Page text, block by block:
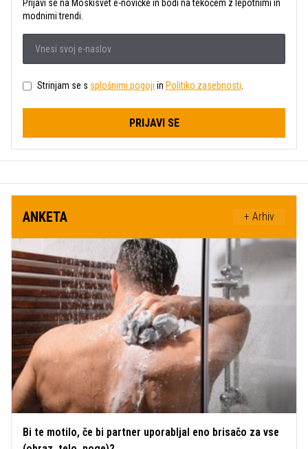
Prijavi se na Moskisvet e-novičke in bodi na tekočem z lepotnimi in
modnimi trendi.
Strinjam se s splošnimi pogoji in Politiko zasebnosti.
PRIJAVI SE
ANKETA + Arhiv
Bi te motilo, če bi partner uporabljal eno brisačo za vse